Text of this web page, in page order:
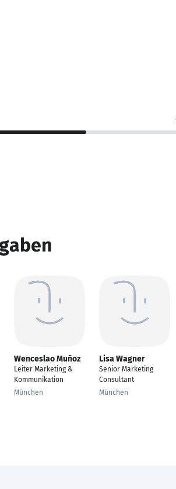
Wenceslao Muñoz
Leiter Marketing &
Kommunikation
München
Lisa Wagner
Senior Marketing
Consultant
München